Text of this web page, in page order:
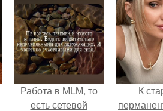
Работа в MLM, то
есть сетевой
К